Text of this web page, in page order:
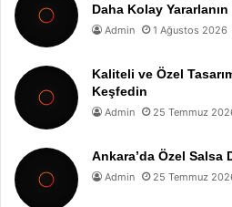
Daha Kolay Yararlanın
Admin 1 Ağustos 2026
Kaliteli ve Özel
Keşfedin
Admin 25 Temmuz
Ankara’da Özel Salsa
Admin 25 Temmuz